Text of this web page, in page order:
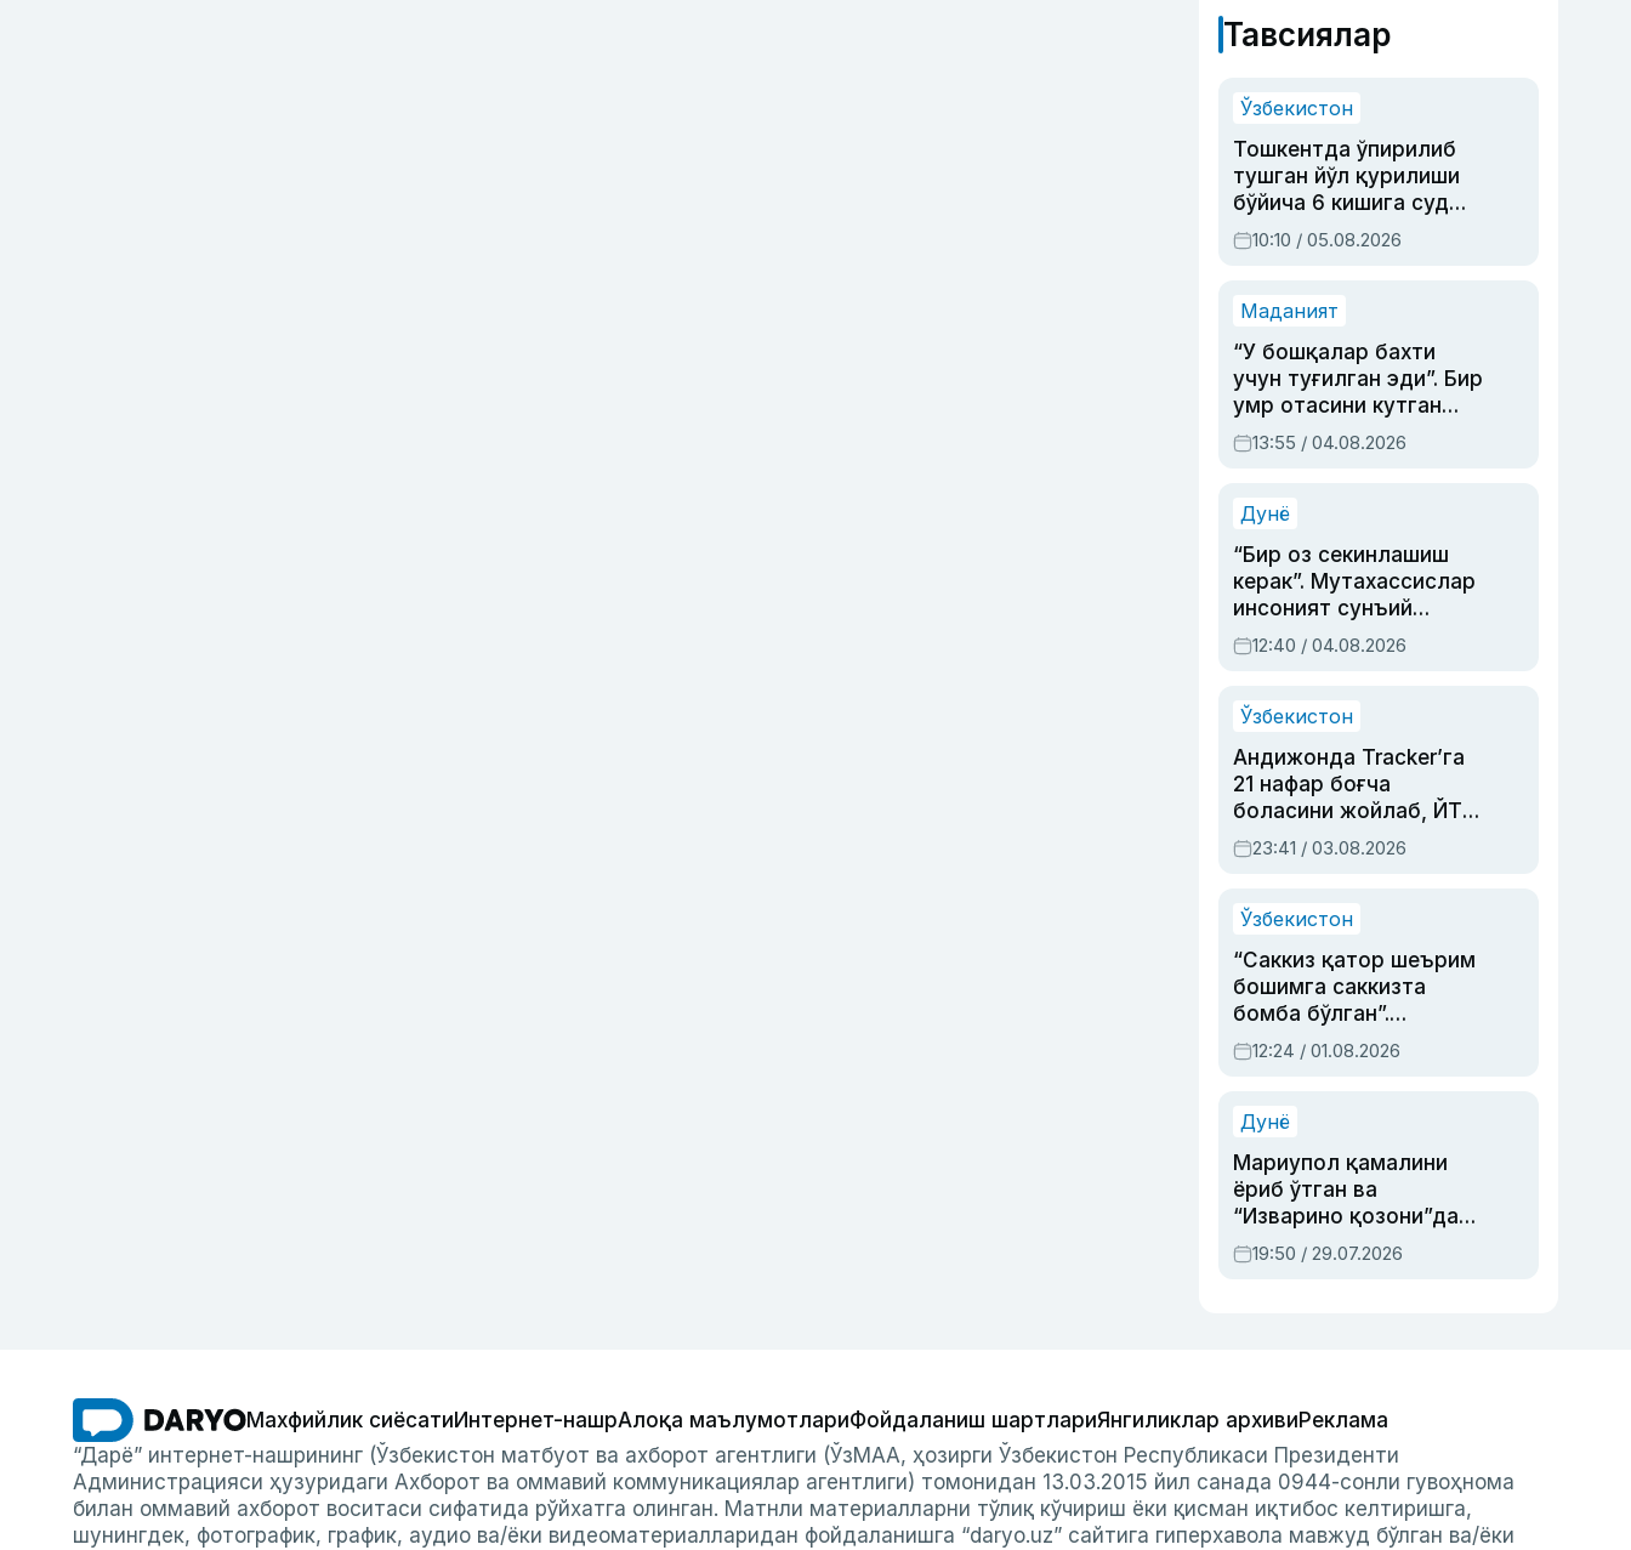
Тавсиялар
Ўзбекистон
Тошкентда ўпирилиб
тушган йўл қурилиши
бўйича 6 кишига суд
ҳукми ўқилди
10:10 / 05.08.2026
Маданият
“У бошқалар бахти
учун туғилган эди”. Бир
умр отасини кутган
актриса ва дубльяж
устаси Римма
синовларга тўла ҳаёти
13:55 / 04.08.2026
Дунё
“Бир оз секинлашиш
керак”. Мутахассислар
инсоният сунъий
интеллектни бошқара
олмай қолишидан
12:40 / 04.08.2026
Ўзбекистон
Андижонда Tracker’га
21 нафар боғча
боласини жойлаб, ЙТҲ
содир этган аёлга суд
ҳукми ўқилди
23:41 / 03.08.2026
Ўзбекистон
“Саккиз қатор шеърим
бошимга саккизта
бомба бўлган”.
Абдулла Ориповни
сиёсий айбловлардан
12:24 / 01.08.2026
Дунё
Мариупол қамалини
ёриб ўтган ва
“Изварино қозони”дан
чиққан қаҳрамон —
Украина армияси бош
19:50 / 29.07.2026
Махфийлик сиёсатиИнтернет-нашрАлоқа маълумотлариФойдаланиш шартлариЯнгиликлар архивиРеклама
“Дарё” интернет-нашрининг (Ўзбекистон матбуот ва ахборот агентлиги (ЎзМАА, ҳозирги Ўзбекистон Республикаси Президенти
Администрацияси ҳузуридаги Ахборот ва оммавий коммуникациялар агентлиги) томонидан 13.03.2015 йил санада 0944-сонли гувоҳнома
билан оммавий ахборот воситаси сифатида рўйхатга олинган. Матнли материалларни тўлиқ кўчириш ёки қисман иқтибос келтиришга,
шунингдек, фотографик, график, аудио ва/ёки видеоматериалларидан фойдаланишга “daryo.uz” сайтига гиперхавола мавжуд бўлган ва/ёки